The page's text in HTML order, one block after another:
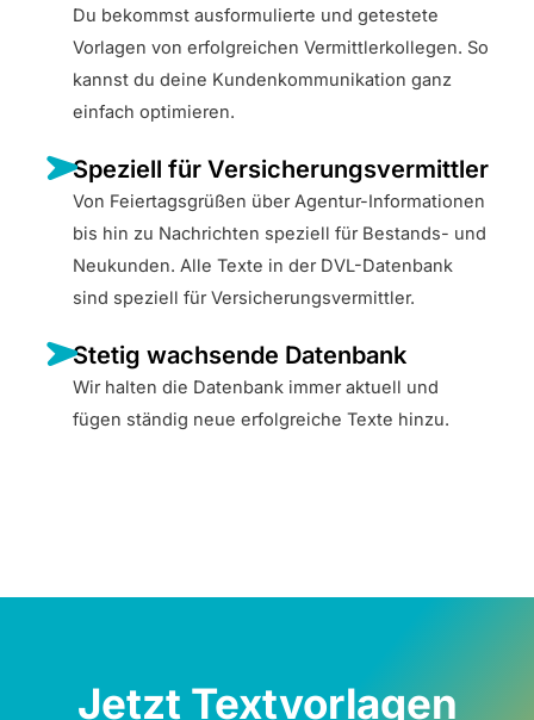
Du bekommst ausformulierte und getestete
Vorlagen von erfolgreichen Vermittlerkollegen. So
kannst du deine Kundenkommunikation ganz
einfach optimieren.
Speziell für Versicherungsvermittler
Von Feiertagsgrüßen über Agentur-Informationen
bis hin zu Nachrichten speziell für Bestands- und
Neukunden. Alle Texte in der DVL-Datenbank
sind speziell für Versicherungsvermittler.
Stetig wachsende Datenbank
Wir halten die Datenbank immer aktuell und
fügen ständig neue erfolgreiche Texte hinzu.
Jetzt Textvorlagen